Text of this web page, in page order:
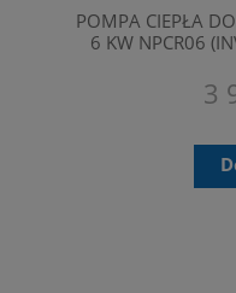
POMPA CIEPŁA
6 KW NPCR06
3